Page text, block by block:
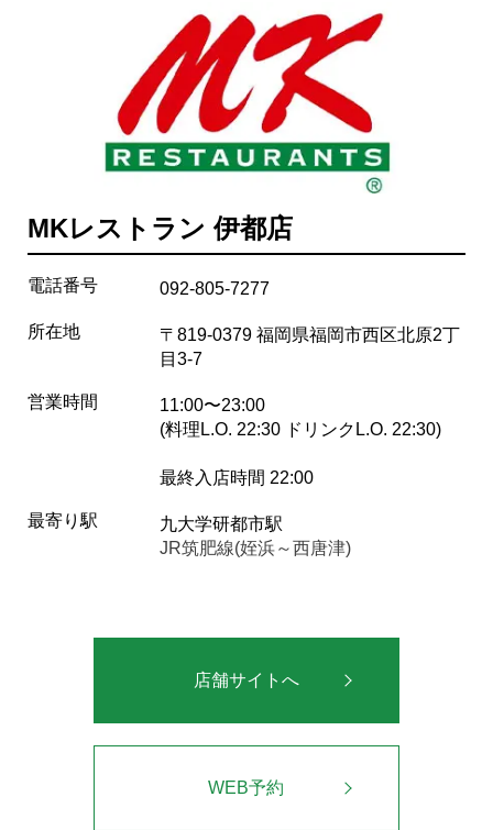
MKレストラン 伊都店
電話番号 092-805-7277
所在地
〒819-0379 福岡県福岡市西区北原2丁
目3-7
営業時間
11:00〜23:00
(料理L.O. 22:30 ドリンクL.O. 22:30)
最終入店時間 22:00
最寄り駅
九大学研都市駅
JR筑肥線(姪浜～西唐津)
店舗サイトへ
WEB予約